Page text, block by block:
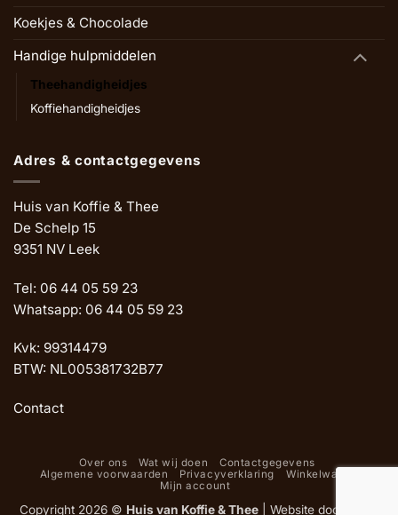
Koekjes & Chocolade
Handige hulpmiddelen
Theehandigheidjes
Koffiehandigheidjes
Adres & contactgegevens
Huis van Koffie & Thee
De Schelp 15
9351 NV Leek
Tel: 06 44 05 59 23
Whatsapp: 06 44 05 59 23
Kvk: 99314479
BTW: NL005381732B77
Contact
Over ons Wat wij doen
Contactgegevens
Algemene voorwaarden
Privacyverklaring
Winkelwagen
Mijn account
Copyright 2026 © Huis van Koffie & Thee Website door Oemf